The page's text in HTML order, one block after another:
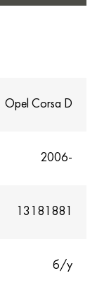
Opel Corsa D
2006-
13181881
б/у